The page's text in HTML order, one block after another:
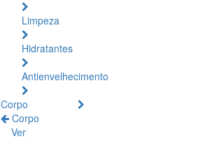
Limpeza
Hidratantes
Antienvelhecimento
Corpo
Corpo
Ver